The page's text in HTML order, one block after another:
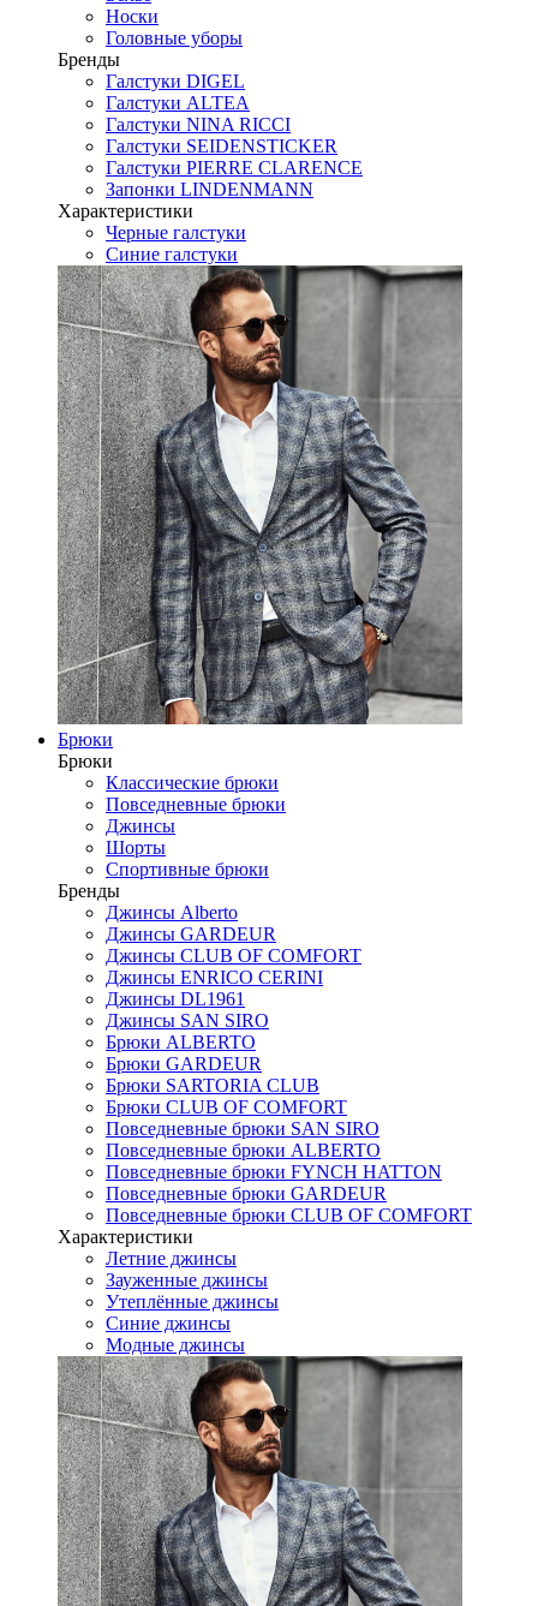
Носки
Головные уборы
Бренды
Галстуки DIGEL
Галстуки ALTEA
Галстуки NINA RICCI
Галстуки SEIDENSTICKER
Галстуки PIERRE CLARENCE
Запонки LINDENMANN
Характеристики
Черные галстуки
Синие галстуки
Брюки
Брюки
Классические брюки
Повседневные брюки
Джинсы
Шорты
Спортивные брюки
Бренды
Джинсы Alberto
Джинсы GARDEUR
Джинсы CLUB OF COMFORT
Джинсы ENRICO CERINI
Джинсы DL1961
Джинсы SAN SIRO
Брюки ALBERTO
Брюки GARDEUR
Брюки SARTORIA CLUB
Брюки CLUB OF COMFORT
Повседневные брюки SAN SIRO
Повседневные брюки ALBERTO
Повседневные брюки FYNCH HATTON
Повседневные брюки GARDEUR
Повседневные брюки CLUB OF COMFORT
Характеристики
Летние джинсы
Зауженные джинсы
Утеплённые джинсы
Синие джинсы
Модные джинсы